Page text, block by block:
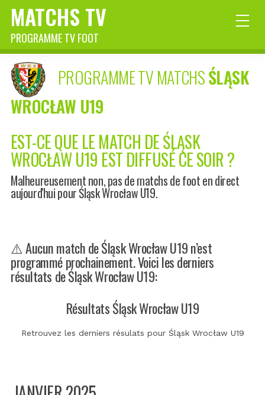
MATCHS TV
PROGRAMME TV FOOT
PROGRAMME TV MATCHSŚLĄSK
WROCŁAW U19
EST-CE QUE LE MATCH DE ŚLĄSK
WROCŁAW U19 EST DIFFUSÉ CE SOIR ?
Malheureusement non, pas de matchs de foot en direct
aujourd'hui pour Śląsk Wrocław U19.
⚠️ Aucun match de Śląsk Wrocław U19 n’est
programmé prochainement. Voici les derniers
résultats de Śląsk Wrocław U19:
Résultats Śląsk Wrocław U19
Retrouvez les derniers résulats pour Śląsk Wrocław U19